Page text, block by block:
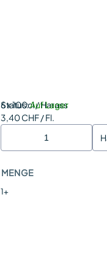
Status:Auf Lager
6 x 100cl / Harass
3,40 CHF / Fl.
MENGE
1+